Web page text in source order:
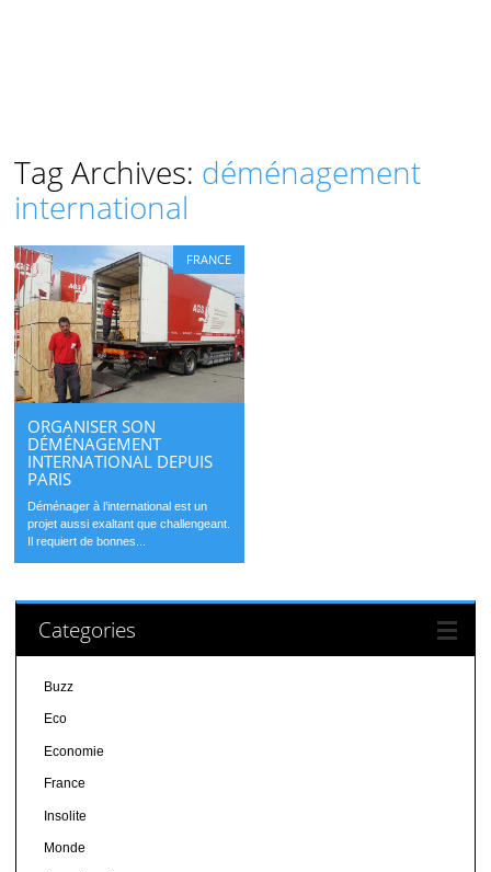
Tag Archives: déménagement
international
FRANCE
ORGANISER SON
DÉMÉNAGEMENT
INTERNATIONAL DEPUIS
PARIS
Déménager à l’international est un
projet aussi exaltant que challengeant.
Il requiert de bonnes...
Categories
Buzz
Eco
Economie
France
Insolite
Monde